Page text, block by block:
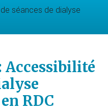
séances de dialyse
Accessibilité
RDC